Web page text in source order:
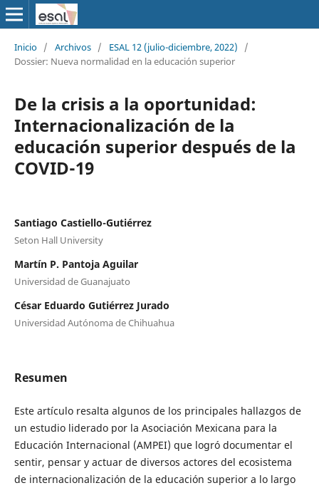
Inicio / Archivos / ESAL 12 (julio-diciembre, 2022)
/
Dossier: Nueva normalidad en la educación superior
De la crisis a la oportunidad:
Internacionalización de la
educación superior después de la
COVID-19
Santiago Castiello-Gutiérrez
Seton Hall University
Martín P. Pantoja Aguilar
Universidad de Guanajuato
César Eduardo Gutiérrez Jurado
Universidad Autónoma de Chihuahua
Resumen
Este artículo resalta algunos de los principales hallazgos de
un estudio liderado por la Asociación Mexicana para la
Educación Internacional (AMPEI) que logró documentar el
sentir, pensar y actuar de diversos actores del ecosistema
de internacionalización de la educación superior a lo largo